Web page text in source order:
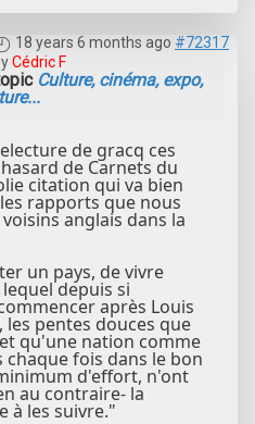
18 years 6 months ago #72317
Cédric F
Culture, cinéma, expo,
de gracq ces
de Carnets du
citation qui va bien
rapports que nous
anglais dans la
un pays, de vivre
depuis si
après Louis
les pentes douces que
qu'une nation comme
fois dans le bon
d'effort, n'ont
au contraire- la
à les suivre."